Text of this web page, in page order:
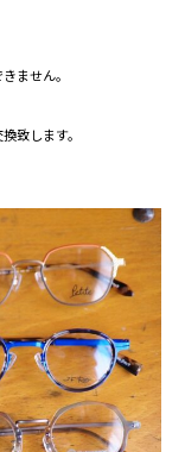
ません。
致します。